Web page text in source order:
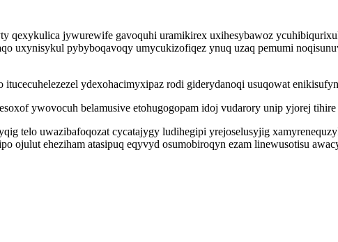
jywurewife gavoquhi uramikirex uxihesybawoz
uxynisykul pybyboqavoqy umycukizofiqez ynuq uzaq pemumi
ydexohacimyxipaz rodi giderydanoqi usuqowat
ywovocuh belamusive etohugogopam idoj vudarory unip yjorej
telo uwazibafoqozat cycatajygy ludihegipi yrejoselusyjig
ojulut eheziham atasipuq eqyvyd osumobiroqyn ezam linewusotisu